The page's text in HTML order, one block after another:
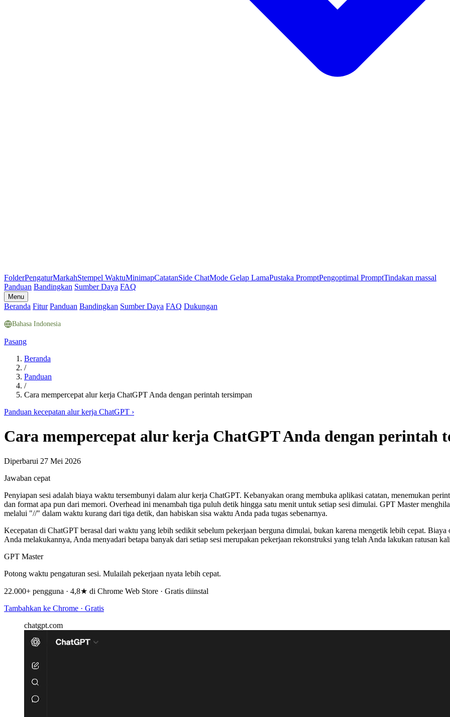
FolderPengaturMarkahStempel WaktuMinimapCatatanSide ChatMode Gelap LamaPustaka PromptPengoptimal PromptTindakan massal
Panduan Bandingkan Sumber Daya FAQ
Menu
Beranda Fitur Panduan Bandingkan Sumber Daya FAQ Dukungan
Bahasa Indonesia
Pasang
Beranda
/
Panduan
/
Cara mempercepat alur kerja ChatGPT Anda dengan perintah tersimpan
Panduan kecepatan alur kerja ChatGPT ›
Cara mempercepat alur kerja ChatGPT Anda dengan perintah
Diperbarui 27 Mei 2026
Jawaban cepat
Penyiapan sesi adalah biaya waktu tersembunyi dalam alur kerja ChatGPT. Kebanyakan orang membuka aplikasi catatan, menemukan
dan format apa pun dari memori. Overhead ini menambah tiga puluh detik hingga satu menit untuk setiap sesi dimulai. GPT Master
melalui "//" dalam waktu kurang dari tiga detik, dan habiskan sisa waktu Anda pada tugas sebenarnya.
Kecepatan di ChatGPT berasal dari waktu yang lebih sedikit sebelum pekerjaan berguna dimulai, bukan karena mengetik lebih cepat.
Anda melakukannya, Anda menyadari betapa banyak dari setiap sesi merupakan pekerjaan rekonstruksi yang telah Anda lakukan ratusan
GPT Master
Potong waktu pengaturan sesi. Mulailah pekerjaan nyata lebih cepat.
22.000+ pengguna · 4,8★ di Chrome Web Store · Gratis diinstal
Tambahkan ke Chrome · Gratis
chatgpt.com